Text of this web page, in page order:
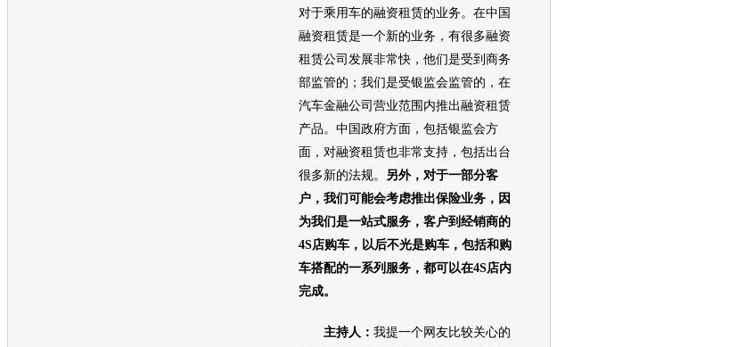
对于乘用车的融资租赁的业务。在中国
融资租赁是一个新的业务，有很多融资
租赁公司发展非常快，他们是受到商务
部监管的；我们是受银监会监管的，在
汽车金融公司营业范围内推出融资租赁
产品。中国政府方面，包括银监会方
面，对融资租赁也非常支持，包括出台
很多新的法规。
另外，对于一部分客
户，我们可能会考虑推出保险业务，因
为我们是一站式服务，客户到经销商的
4S店购车 ，以后不光是购车 ，包括和 购
车搭配的一系列服务，都可以在4S店内
完成。
主持人： 我提一个网友比较关心的